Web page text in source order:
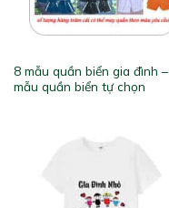
8 mẫu quần biển gia đình –
mẫu quần biển tự chọn